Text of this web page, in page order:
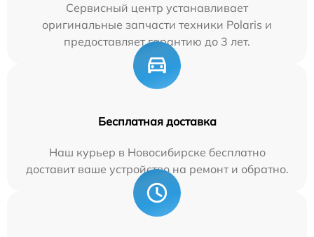
Сервисный центр устанавливает
оригинальные запчасти техники Polaris и
предоставляет гарантию до 3 лет.
Бесплатная доставка
Наш курьер в Новосибирске бесплатно
доставит ваше устройство на ремонт и обратно.